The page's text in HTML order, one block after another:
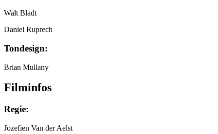
Walt Bladt
Daniel Ruprech
Tondesign:
Brian Mullany
Filminfos
Regie:
Jozefien Van der Aelst